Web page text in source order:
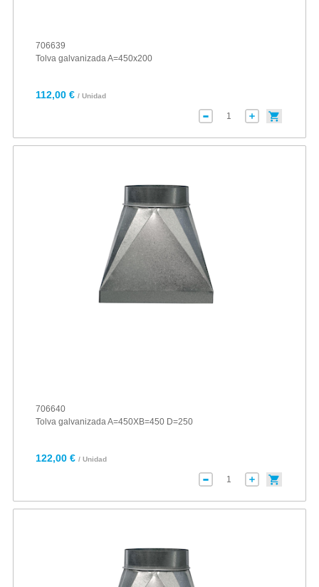
706639
Tolva galvanizada A=450x200
112,00 € / Unidad
706640
Tolva galvanizada A=450XB=450 D=250
122,00 € / Unidad